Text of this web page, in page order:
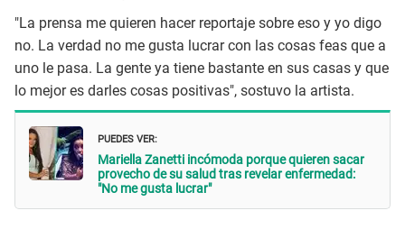
"La prensa me quieren hacer reportaje sobre eso y yo digo
no. La verdad no me gusta lucrar con las cosas feas que a
uno le pasa. La gente ya tiene bastante en sus casas y que
lo mejor es darles cosas positivas", sostuvo la artista.
PUEDES VER:
Mariella Zanetti incómoda porque quieren sacar
provecho de su salud tras revelar enfermedad:
"No me gusta lucrar"